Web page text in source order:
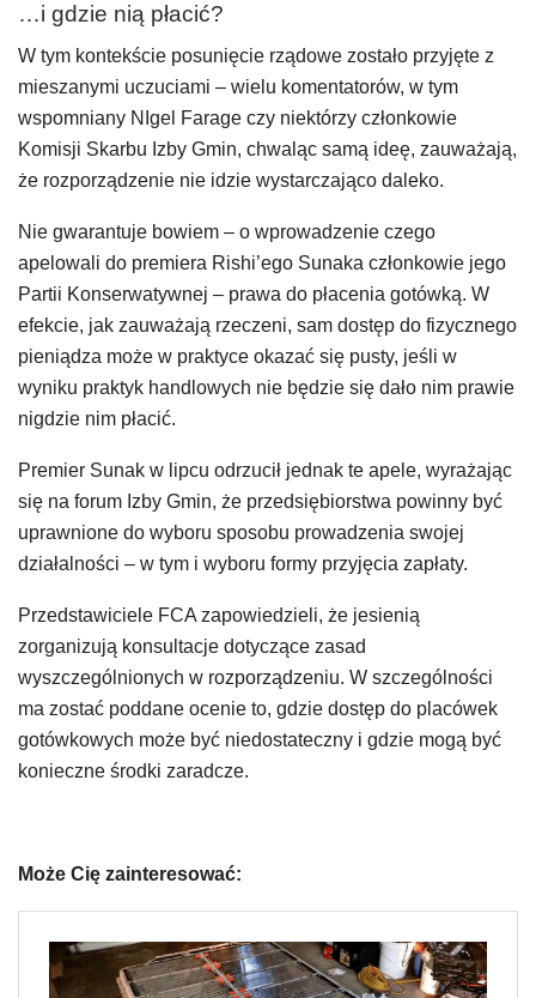
…i gdzie nią płacić?
W tym kontekście posunięcie rządowe zostało przyjęte z
mieszanymi uczuciami – wielu komentatorów, w tym
wspomniany NIgel Farage czy niektórzy członkowie
Komisji Skarbu Izby Gmin, chwaląc samą ideę, zauważają,
że rozporządzenie nie idzie wystarczająco daleko.
Nie gwarantuje bowiem – o wprowadzenie czego
apelowali do premiera Rishi’ego Sunaka członkowie jego
Partii Konserwatywnej – prawa do płacenia gotówką. W
efekcie, jak zauważają rzeczeni, sam dostęp do fizycznego
pieniądza może w praktyce okazać się pusty, jeśli w
wyniku praktyk handlowych nie będzie się dało nim prawie
nigdzie nim płacić.
Premier Sunak w lipcu odrzucił jednak te apele, wyrażając
się na forum Izby Gmin, że przedsiębiorstwa powinny być
uprawnione do wyboru sposobu prowadzenia swojej
działalności – w tym i wyboru formy przyjęcia zapłaty.
Przedstawiciele FCA zapowiedzieli, że jesienią
zorganizują konsultacje dotyczące zasad
wyszczególnionych w rozporządzeniu. W szczególności
ma zostać poddane ocenie to, gdzie dostęp do placówek
gotówkowych może być niedostateczny i gdzie mogą być
konieczne środki zaradcze.
Może Cię zainteresować: